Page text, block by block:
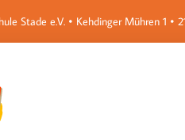
Stade e.V. • Kehdinger Mühren 1 •